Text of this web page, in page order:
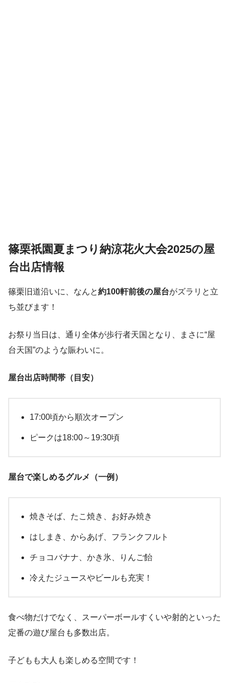
篠栗祇園夏まつり納涼花火大会2025の屋
台出店情報
篠栗旧道沿いに、なんと約100軒前後の屋台がズラリと立
ち並びます！
お祭り当日は、通り全体が歩行者天国となり、まさに“屋
台天国”のような賑わいに。
屋台出店時間帯（目安）
17:00頃から順次オープン
ピークは18:00～19:30頃
屋台で楽しめるグルメ（一例）
焼きそば、たこ焼き、お好み焼き
はしまき、からあげ、フランクフルト
チョコバナナ、かき氷、りんご飴
冷えたジュースやビールも充実！
食べ物だけでなく、スーパーボールすくいや射的といった
定番の遊び屋台も多数出店。
子どもも大人も楽しめる空間です！